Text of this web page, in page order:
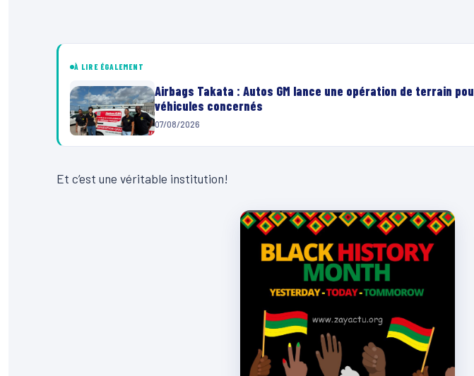
À LIRE ÉGALEMENT
Airbags Takata : Autos GM lance une opération de terrain
véhicules concernés
07/08/2026
Et c’est une véritable institution!